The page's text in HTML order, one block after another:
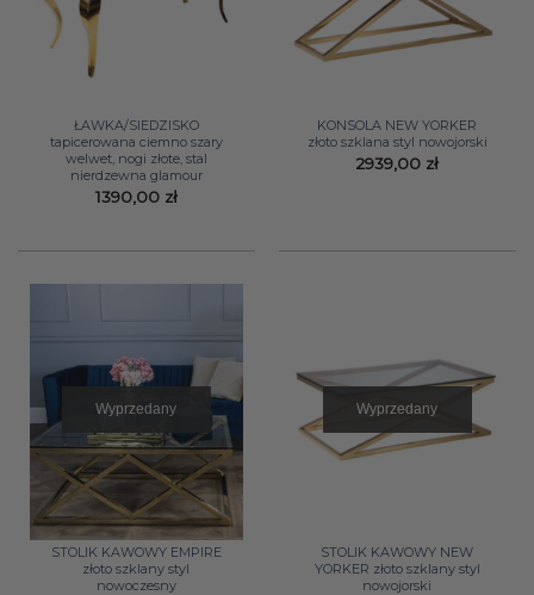
ŁAWKA/SIEDZISKO
tapicerowana ciemno szary
welwet, nogi złote, stal
nierdzewna glamour
1390,00 zł
KONSOLA NEW YORKER
złoto szklana styl nowojorski
2939,00 zł
Wyprzedany
STOLIK KAWOWY EMPIRE
złoto szklany styl
nowoczesny
Wyprzedany
STOLIK KAWOWY NEW
YORKER złoto szklany styl
nowojorski